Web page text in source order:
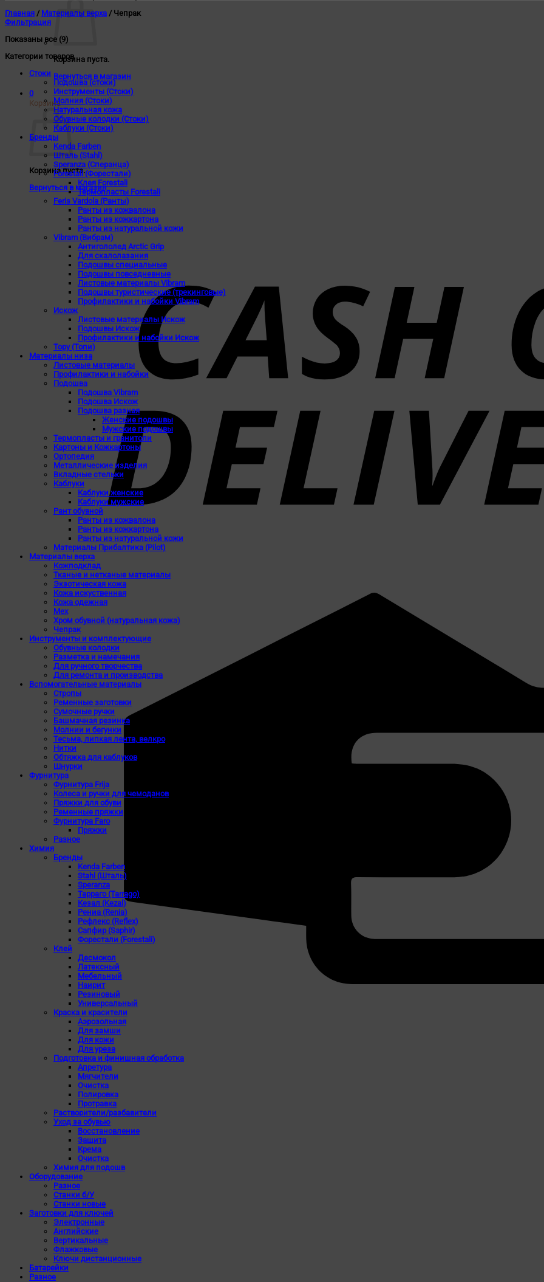
Корзина пуста.
Вернуться в магазин
0
Корзина
Корзина пуста.
Вернуться в магазин
Главная / Материалы верха / Чепрак
Фильтрация
Показаны все (9)
Категории товаров
Стоки
Подошва (стоки)
Инструменты (Стоки)
Молния (Стоки)
Натуральная кожа
Обувные колодки (Стоки)
Каблуки (Стоки)
Бренды
Kenda Farben
Шталь (Stahl)
Speranza (Сперанца)
Forestali (Форестали)
Клея Forestali
Термопласты Forestali
Feris Vardola (Ранты)
Ранты из кожвалона
Ранты из кожкартона
Ранты из натуральной кожи
Vibram (Вибрам)
Антигололед Arctic Grip
Для скалолазания
Подошвы специальные
Подошвы повседневные
Листовые материалы Vibram
Подошвы туристические (трекинговые)
Профилактики и набойки Vibram
Искож
Листовые материалы Искож
Подошвы Искож
Профилактики и набойки Искож
Topy (Топи)
Материалы низа
Листовые материалы
Профилактики и набойки
Подошва
Подошва Vibram
Подошва Искож
Подошва разная
Женские подошвы
Мужские подошвы
Термопласты и гранитоли
Картоны и Кожкартоны
Ортопедия
Металлические изделия
Вкладные стельки
Каблуки
Каблуки женские
Каблуки мужские
Рант обувной
Ранты из кожвалона
Ранты из кожкартона
Ранты из натуральной кожи
Материалы Прибалтика (Pilot)
Материалы верха
Кожподклад
Тканые и нетканые материалы
Экзотическая кожа
Кожа искуственная
Кожа одежная
Мех
Хром обувной (натуральная кожа)
Чепрак
Инструменты и комплектующие
Обувные колодки
Разметка и намечания
Для ручного творчества
Для ремонта и производства
Вспомогательные материалы
Стропы
Ременные заготовки
Сумочные ручки
Башмачная резинка
Молнии и бегунки
Тесьма, липкая лента, велкро
Нитки
Обтяжка для каблуков
Шнурки
Фурнитура
Фурнитура Frija
Колеса и ручки для чемоданов
Пряжки для обуви
Ременные пряжки
Фурнитура Faro
Пряжки
Разное
Химия
Бренды
Kenda Farben
Stahl (Шталь)
Speranza
Тарраго (Tarrago)
Кезал (Kezal)
Рениа (Renia)
Рефлекс (Reflex)
Сапфир (Saphir)
Форестали (Forestali)
Клей
Десмокол
Латексный
Мебельный
Наирит
Резиновый
Универсальный
Краска и красители
Аэрозольная
Для замши
Для кожи
Для уреза
Подготовка и финишная обработка
Апретура
Мягчители
Очистка
Полировка
Протравка
Растворители/разбавители
Уход за обувью
Восстановление
Защита
Крема
Очистка
Химия для подошв
Оборудование
Разное
Станки б/У
Станки новые
Заготовки для ключей
Электронные
Английские
Вертикальные
Флажковые
Ключи дистанционные
Батарейки
Разное